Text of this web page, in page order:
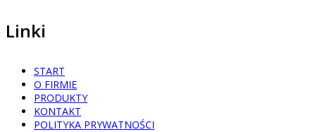
Linki
START
O FIRMIE
PRODUKTY
KONTAKT
POLITYKA PRYWATNOŚCI